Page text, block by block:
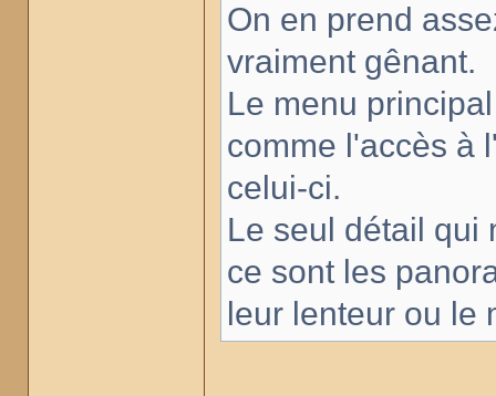
On en prend
vraiment gênant.
Le menu
comme l'accès à
celui-ci.
Le seul détail qui
ce sont les
leur lenteur ou le